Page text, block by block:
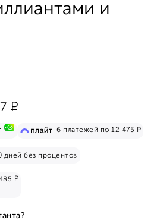
и
Р
6 платежей по 12 475 Р
без процентов
Р